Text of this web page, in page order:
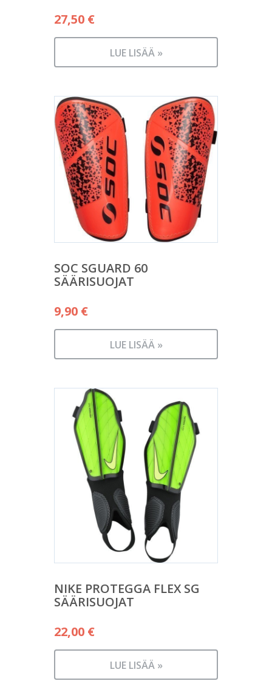
27,50 €
LUE LISÄÄ »
SOC SGUARD 60
SÄÄRISUOJAT
9,90 €
LUE LISÄÄ »
NIKE PROTEGGA FLEX SG
SÄÄRISUOJAT
22,00 €
LUE LISÄÄ »